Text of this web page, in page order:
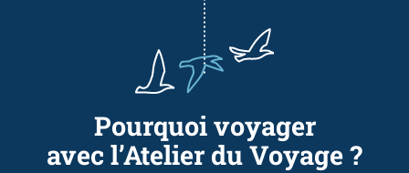
Pourquoi voyager
avec l’Atelier du Voyage ?